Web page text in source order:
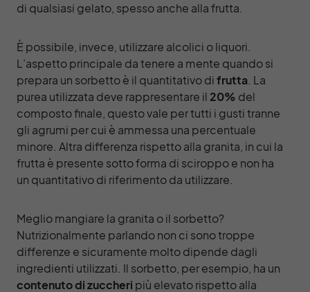
di qualsiasi gelato, spesso anche alla frutta.
È possibile, invece, utilizzare alcolici o liquori.
L’aspetto principale da tenere a mente quando si
prepara un sorbetto è il quantitativo difrutta . La
purea utilizzata deve rappresentare il 20% del
composto finale, questo vale per tutti i gusti tranne
gli agrumi per cui è ammessa una percentuale
minore. Altra differenza rispetto alla granita, in cui la
frutta è presente sotto forma di sciroppo e non ha
un quantitativo di riferimento da utilizzare.
Meglio mangiare la granita o il sorbetto?
Nutrizionalmente parlando non ci sono troppe
differenze e sicuramente molto dipende dagli
ingredienti utilizzati. Il sorbetto, per esempio, ha un
contenuto di zuccheri più elevato rispetto alla